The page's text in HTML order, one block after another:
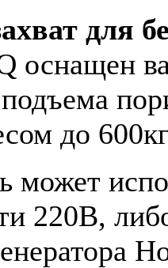
для
оснащен
до
может
220В,